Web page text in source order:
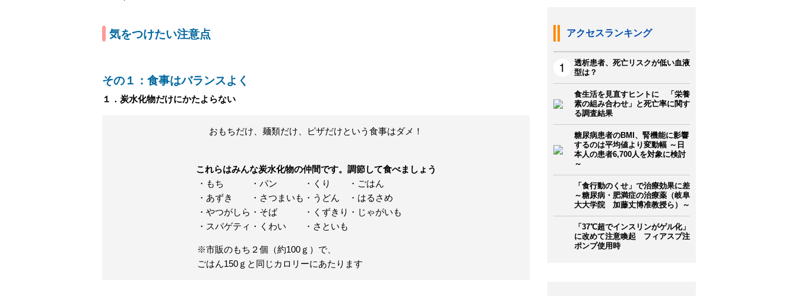
気をつけたい注意点
その１：食事はバランスよく
１．炭水化物だけにかたよらない
おもちだけ、麺類だけ、ピザだけという食事はダメ！
これらはみんな炭水化物の仲間です。調節して食べましょう
・もち
・パン ・くり
・ごはん
・あずき
・さつまいも ・うどん
・はるさめ
・やつがしら ・そば ・くずきり ・じゃがいも
・スパゲティ ・くわい ・さといも
※市販のもち２個（約100ｇ）で、
ごはん150ｇと同じカロリーにあたります
アクセスランキング
透析患者、死亡リスクが低い血液
型は？
食生活を見直すヒントに 「栄養
素の組み合わせ」と死亡率に関す
る調査結果
糖尿病患者のBMI、腎機能に影響
するのは平均値より変動幅 ～日
本人の患者6,700人を対象に検討
～
「食行動のくせ」で治療効果に差
～糖尿病・肥満症の治療薬（岐阜
大大学院 加藤丈博准教授ら）～
「37℃超でインスリンがゲル化」
に改めて注意喚起 フィアスプ注
ポンプ使用時